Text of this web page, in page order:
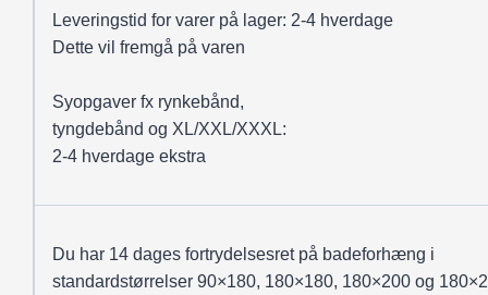
Leveringstid for varer på lager: 2-4 hverdage
Dette vil fremgå på varen
Syopgaver fx rynkebånd,
tyngdebånd og XL/XXL/XXXL:
2-4 hverdage ekstra
Du har 14 dages fortrydelsesret på badeforhæng i
standardstørrelser 90×180, 180×180, 180×200 og